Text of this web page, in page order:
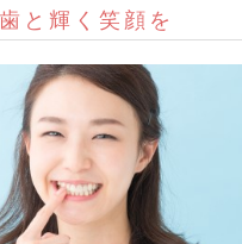
と輝く笑顔を